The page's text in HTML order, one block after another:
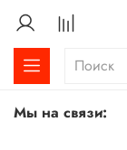
Мы на связи: